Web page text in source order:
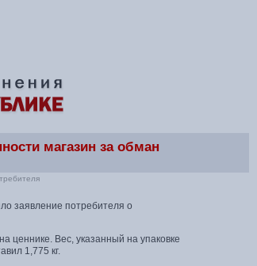
магазин за обман
заявление потребителя о
ценнике. Вес, указанный на упаковке
1,775 кг.